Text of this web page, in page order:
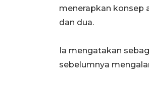
menerapkan konsep
dan dua.
Ia mengatakan
sebelumnya